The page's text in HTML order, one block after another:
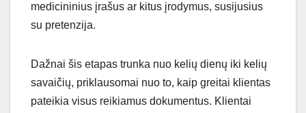
medicininius įrašus ar kitus įrodymus, susijusius
su pretenzija.
Dažnai šis etapas trunka nuo kelių dienų iki kelių
savaičių, priklausomai nuo to, kaip greitai klientas
pateikia visus reikiamus dokumentus. Klientai